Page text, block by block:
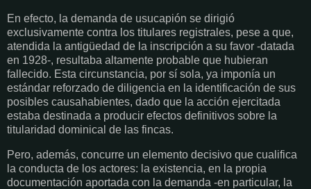
En efecto, la demanda de usucapión se dirigió
exclusivamente contra los titulares registrales, pese a que,
atendida la antigüedad de la inscripción a su favor -datada
en 1928-, resultaba altamente probable que hubieran
fallecido. Esta circunstancia, por sí sola, ya imponía un
estándar reforzado de diligencia en la identificación de sus
posibles causahabientes, dado que la acción ejercitada
estaba destinada a producir efectos definitivos sobre la
titularidad dominical de las fincas.
Pero, además, concurre un elemento decisivo que cualifica
la conducta de los actores: la existencia, en la propia
documentación aportada con la demanda -en particular, la